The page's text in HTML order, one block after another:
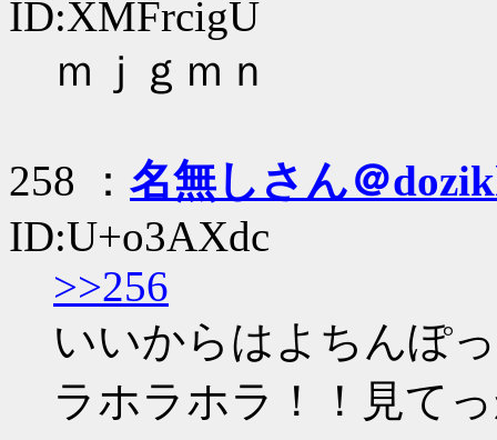
ID:XMFrcigU
ｍｊｇｍｎ
258 ： 名無しさん＠
ID:U+o3AXdc
>>256
いいからはよちんぽ
ラホラホラ！！見て